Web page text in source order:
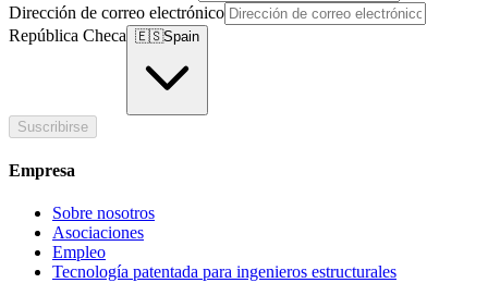
Dirección de correo electrónico
República Checa 🇪🇸Spain
Suscribirse
Empresa
Sobre nosotros
Asociaciones
Empleo
Tecnología patentada para ingenieros estructurales